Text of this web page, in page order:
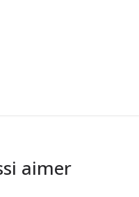
aimer